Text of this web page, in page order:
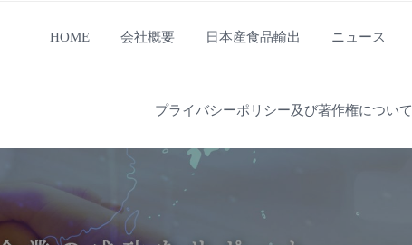
HOME 会社概要 日本産食品輸出 ニュース
プライバシーポリシー及び著作権について